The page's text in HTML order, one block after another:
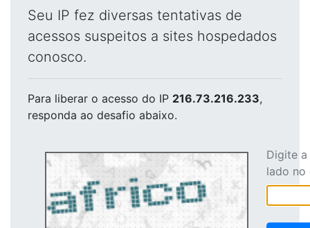
Seu IP fez diversas tentativas de
acessos suspeitos a sites hospedados
conosco.
Para liberar o acesso do IP 216.73.216.233,
responda ao desafio abaixo.
Digite
lado no